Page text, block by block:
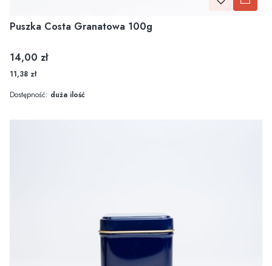
Puszka Costa Granatowa 100g
Cena
14,00 zł
11,38 zł
Dostępność: duża ilość